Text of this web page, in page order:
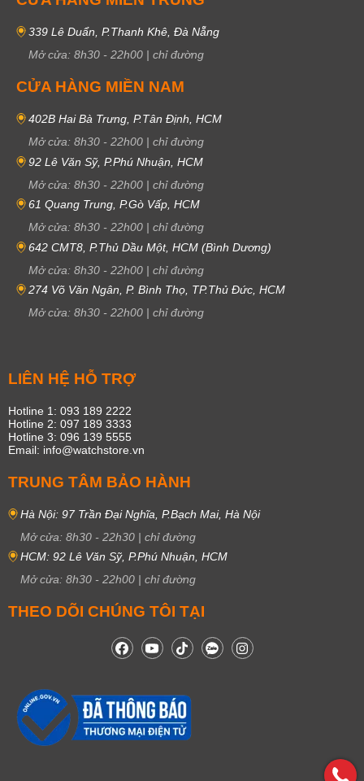
339 Lê Duẩn, P.Thanh Khê, Đà Nẵng
Mở cửa: 8h30 - 22h00 | chỉ đường
CỬA HÀNG MIỀN NAM
402B Hai Bà Trưng, P.Tân Định, HCM
Mở cửa: 8h30 - 22h00 | chỉ đường
92 Lê Văn Sỹ, P.Phú Nhuận, HCM
Mở cửa: 8h30 - 22h00 | chỉ đường
61 Quang Trung, P.Gò Vấp, HCM
Mở cửa: 8h30 - 22h00 | chỉ đường
642 CMT8, P.Thủ Dầu Một, HCM (Bình Dương)
Mở cửa: 8h30 - 22h00 | chỉ đường
274 Võ Văn Ngân, P. Bình Thọ, TP.Thủ Đức, HCM
Mở cửa: 8h30 - 22h00 | chỉ đường
LIÊN HỆ HỖ TRỢ
Hotline 1: 093 189 2222
Hotline 2: 097 189 3333
Hotline 3: 096 139 5555
Email: info@watchstore.vn
TRUNG TÂM BẢO HÀNH
Hà Nội: 97 Trần Đại Nghĩa, P.Bạch Mai, Hà Nội
Mở cửa: 8h30 - 22h30 | chỉ đường
HCM: 92 Lê Văn Sỹ, P.Phú Nhuận, HCM
Mở cửa: 8h30 - 22h00 | chỉ đường
THEO DÕI CHÚNG TÔI TẠI